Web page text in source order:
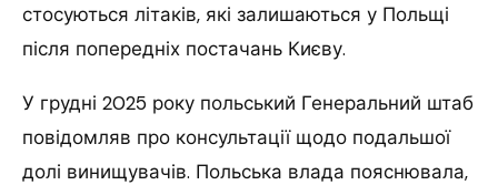
стосуються літаків, які залишаються у Польщі
після попередніх постачань Києву.
У грудні 2025 року польський Генеральний штаб
повідомляв про консультації щодо подальшої
долі винищувачів. Польська влада пояснювала,